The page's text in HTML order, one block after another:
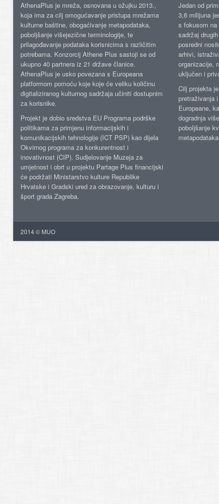
AthenaPlus je mreža, osnovana u ožujku 2013.,
koja ima za cilj omogućavanje pristupa mrežama
kulturne baštine, obogaćivanje metapodataka,
poboljšanje višejezične terminologije, te
prilagođavanje podataka korisnicima s različitim
potrebama. Konzorcij Athene Plus sastoji se od
ukupno 40 partnera iz 21 države članice.
AthenaPlus je usko povezana s Europeana
platformom pomoću koje koje će veliku količinu
digitaliziranog kulturnog sadržaja učiniti dostupnim
za korisnike.
Projekt je dobio sredstva EU Programa podrške
politikama za primjenu informacijskih i
komunikacijskih tehnologije (ICT PSP) kao dijela
Okvirnog programa za konkurentnost i
inovativnost (CIP). Sudjelovanje Muzeja za
umjetnost i obrt u projektu Partage Plus financijski
će podržati Ministarstvo kulture Republike
Hrvatske i Gradski ured za obrazovanje, kulturu i
šport grada Zagreba.
Jedan od
3,6 milijuna
s fokusom
sadržaj
posredni
arhivi,
organizacije,
uključen i
Cilj projekta
pretraživanja
Europeane,
dogradnja
poboljšanje
2014 © MUO